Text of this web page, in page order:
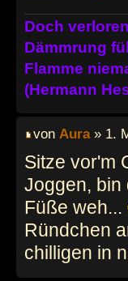
Doch
Dämmrung
Flamme
(Hermann
von Aura» 1.
Sitze vor'm
Joggen, bin
Füße weh...
Ründchen
chilligen in